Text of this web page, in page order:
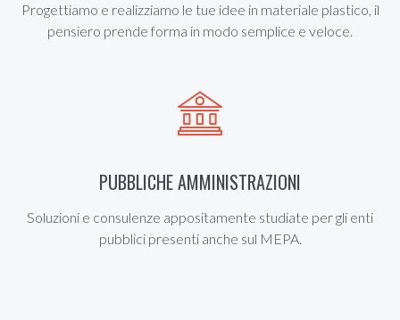
Progettiamo e realizziamo le tue idee in materiale plastico, il
pensiero prende forma in modo semplice e veloce.
PUBBLICHE AMMINISTRAZIONI
Soluzioni e consulenze appositamente studiate per gli enti
pubblici presenti anche sul MEPA.